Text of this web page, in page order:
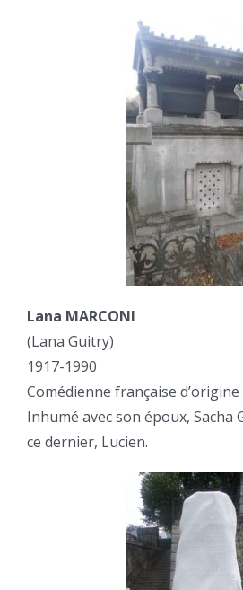
Lana MARCONI
(Lana Guitry)
1917-1990
Comédienne française
Inhumé avec son époux, Sacha
ce dernier, Lucien.